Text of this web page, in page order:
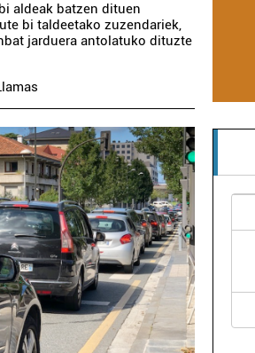
aldeak batzen dituen
bi taldeetako zuzendariek,
jarduera antolatuko dituzte
Ikastetxeak
TELLERI-ALDE
IKASTETXEA
Errenteria-Orereta